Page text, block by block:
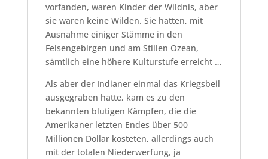
vorfanden, waren Kinder der Wildnis, aber
sie waren keine Wilden. Sie hatten, mit
Ausnahme einiger Stämme in den
Felsengebirgen und am Stillen Ozean,
sämtlich eine höhere Kulturstufe erreicht …
Als aber der Indianer einmal das Kriegsbeil
ausgegraben hatte, kam es zu den
bekannten blutigen Kämpfen, die die
Amerikaner letzten Endes über 500
Millionen Dollar kosteten, allerdings auch
mit der totalen Niederwerfung, ja